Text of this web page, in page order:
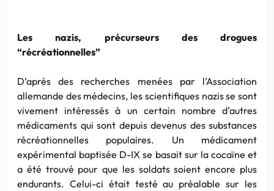
Les nazis, précurseurs des drogues
“récréationnelles”
D’après des recherches menées par l’Association
allemande des médecins, les scientifiques nazis se sont
vivement intéressés à un certain nombre d’autres
médicaments qui sont depuis devenus des substances
récréationnelles populaires. Un médicament
expérimental baptisée D-IX se basait sur la cocaïne et
a été trouvé pour que les soldats soient encore plus
endurants. Celui-ci était testé au préalable sur les